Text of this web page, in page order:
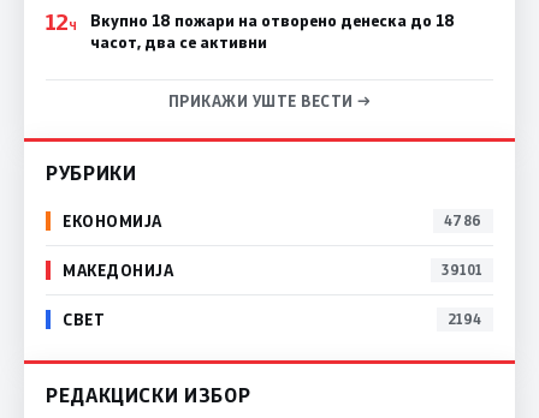
12Ч
Вкупно 18 пожари на отворено денеска до 18
часот, два се активни
ПРИКАЖИ УШТЕ ВЕСТИ →
РУБРИКИ
ЕКОНОМИЈА 4786
МАКЕДОНИЈА 39101
СВЕТ 2194
РЕДАКЦИСКИ ИЗБОР